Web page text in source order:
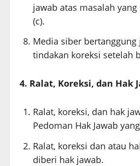
jawab atas masalah
(c).
Media siber
tindakan koreksi setelah
4. Ralat, Koreksi, dan Hak
Ralat, koreksi, dan hak
Pedoman Hak Jawab
Ralat, koreksi dan atau
diberi hak jawab.